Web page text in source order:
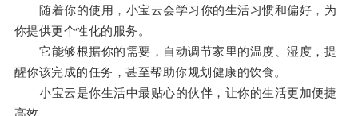
随着你的使用，小宝云会学习你的生活习惯和偏好，为
你提供更个性化的服务。
它能够根据你的需要，自动调节家里的温度、湿度，提
醒你该完成的任务，甚至帮助你规划健康的饮食。
小宝云是你生活中最贴心的伙伴，让你的生活更加便捷